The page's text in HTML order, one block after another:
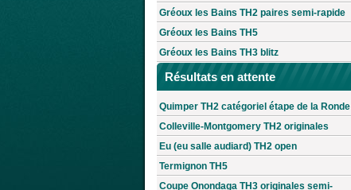
Gréoux les Bains TH2 paires semi-rapide
Gréoux les Bains TH5
Gréoux les Bains TH3 blitz
Résultats en attente
Quimper TH2 catégoriel étape de la Ronde
Colleville-Montgomery TH2 originales
Eu (eu salle audiard) TH2 open
Termignon TH5
Coupe Onondaga TH3 originales semi-